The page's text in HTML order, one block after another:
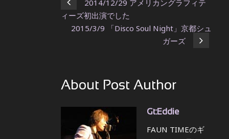
2014/12/29 アメリカングラフィテ
ィーズ初出演でした
2015/3/9 「Disco Soul Night」京都シュ
ガーズ
About Post Author
Gt:Eddie
FAUN TIMEのギ